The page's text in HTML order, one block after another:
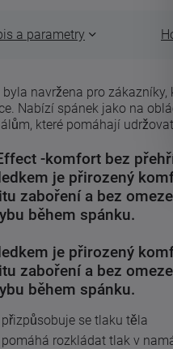
a parametry
navržena pro zákazníky,
Nabízí spánek jako na
které pomáhají
-komfort bez
je přirozený
zaboření a bez
během spánku.
je přirozený
zaboření a bez
během spánku.
přizpůsobuje se tlaku těla
pomáhá rozkládat tlak v